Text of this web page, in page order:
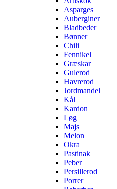
Asparges
Auberginer
Bladbeder
Bønner
Chili
Fennikel
Græskar
Gulerod
Havrerod
Jordmandel
Kål
Kardon
Løg
Majs
Melon
Okra
Pastinak
Peber
Persillerod
Porrer